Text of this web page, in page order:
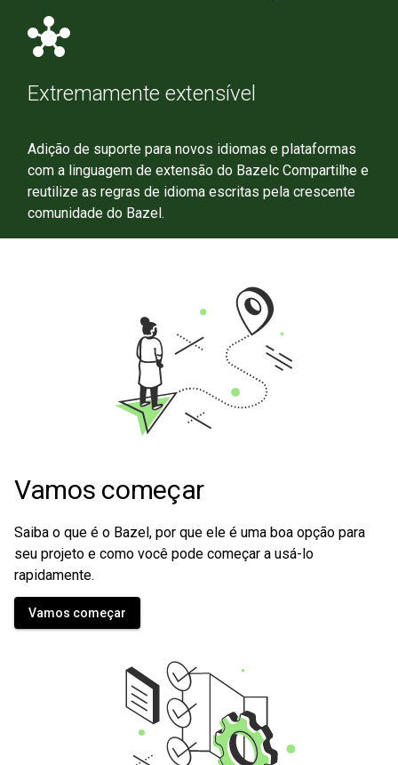
hub
Extremamente extensível
Adição de suporte para novos idiomas e plataformas
com a linguagem de extensão do Bazelc Compartilhe e
reutilize as regras de idioma escritas pela crescente
comunidade do Bazel.
Vamos começar
Saiba o que é o Bazel, por que ele é uma boa opção para
seu projeto e como você pode começar a usá-lo
rapidamente.
Vamos começar